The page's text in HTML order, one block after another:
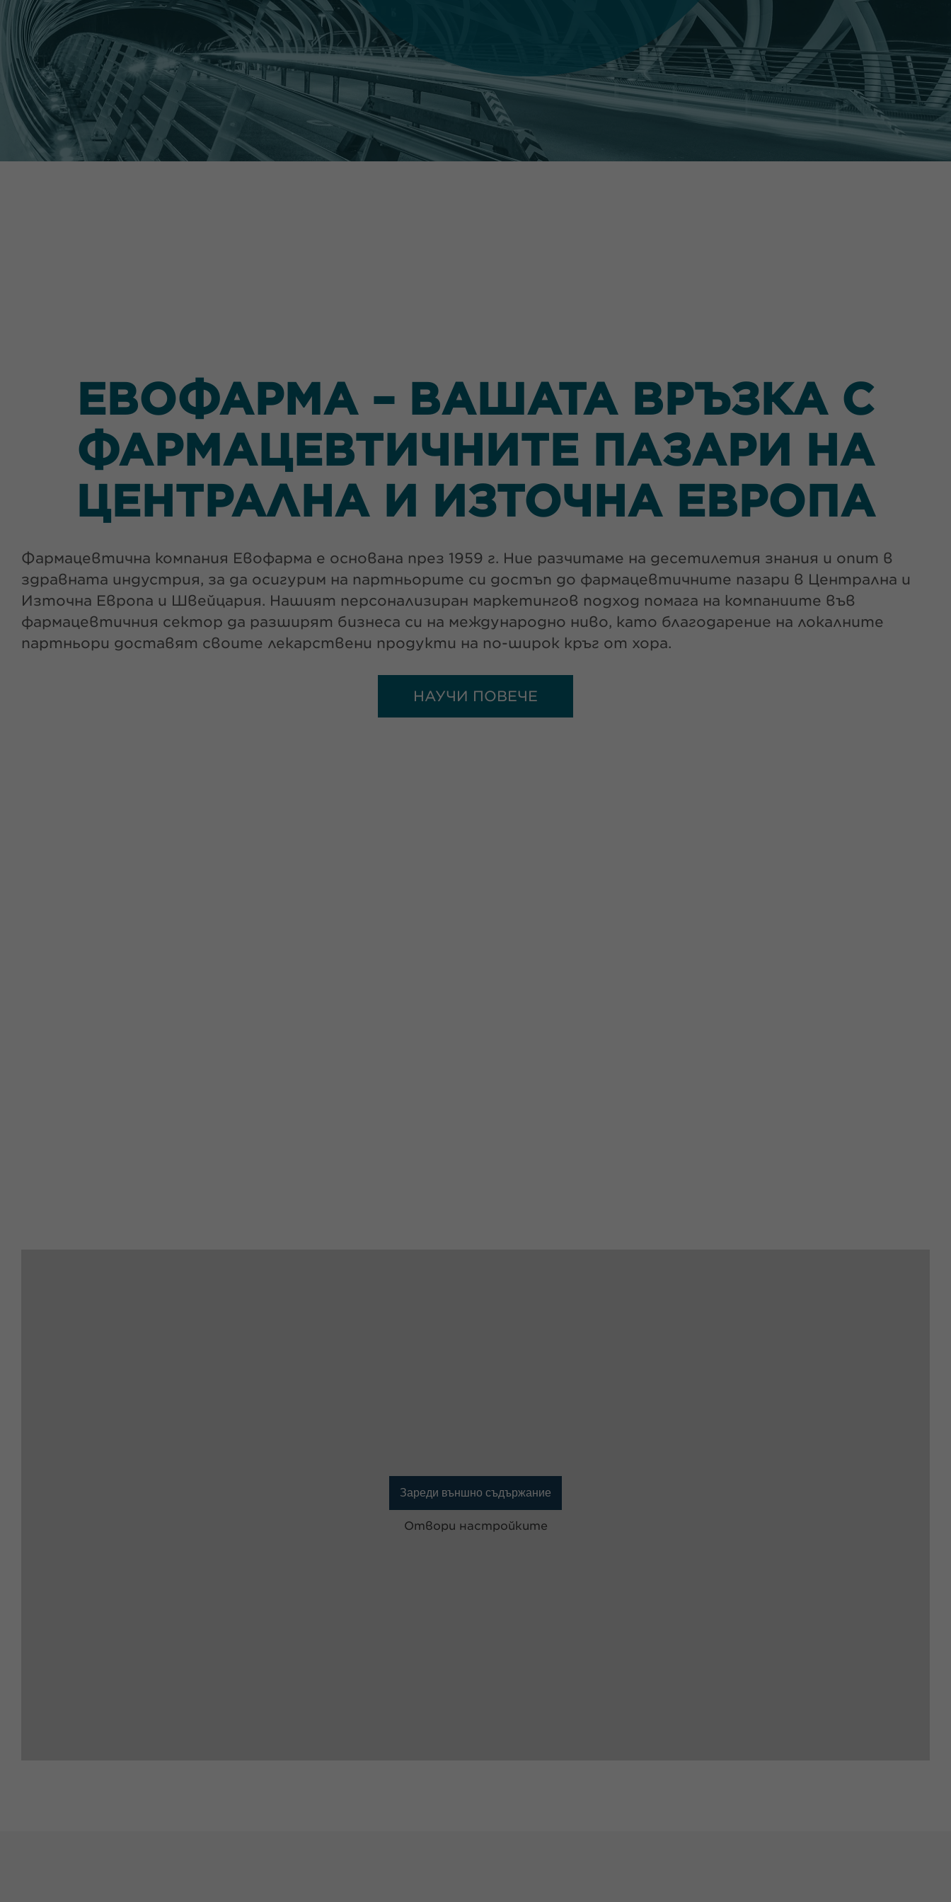
ЕВОФАРМА – ВАШАТА ВРЪЗКА С
ФАРМАЦЕВТИЧНИТЕ ПАЗАРИ НА
ЦЕНТРАЛНА И ИЗТОЧНА ЕВРОПА
Фармацевтична компания Евофарма e основана през 1959 г. Ние разчитаме на десетилетия знания и опит в
здравната индустрия, за да осигурим на партньорите си достъп до фармацевтичните пазари в Централна и
Източна Европа и Швейцария. Нашият персонализиран маркетингов подход помага на компаниите във
фармацевтичния сектор да разширят бизнеса си на международно ниво, като благодарение на локалните
партньори доставят своите лекарствени продукти на по-широк кръг от хора.
НАУЧИ ПОВЕЧЕ
Зареди външно съдържание
Отвори настройките